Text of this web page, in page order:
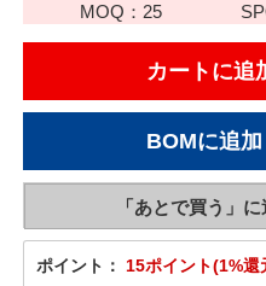
MOQ： 25
ポイント： 15ポイント(1%還